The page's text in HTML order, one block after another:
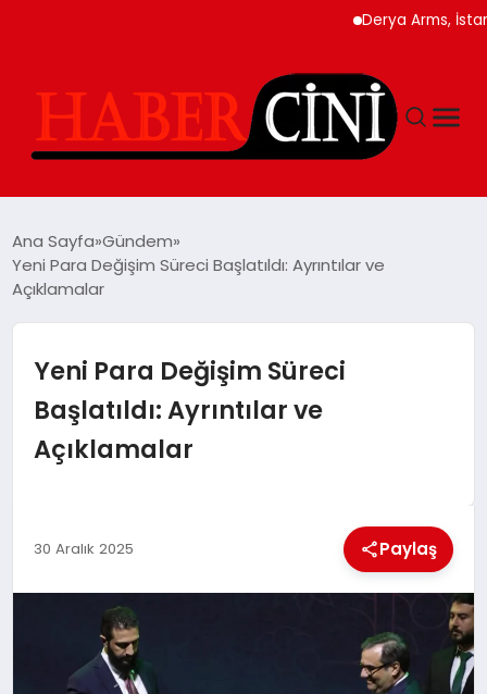
Derya Arms,
YAŞAM
GÜNCEL
TEKNOLOJI
GENEL
YEREL HABERLER
Ana Sayfa Gündem
Yeni Para Değişim Süreci Başlatıldı: Ayrıntılar ve
Açıklamalar
Yeni Para Değişim Süreci
Başlatıldı: Ayrıntılar ve
Açıklamalar
30 Aralık 2025 Paylaş